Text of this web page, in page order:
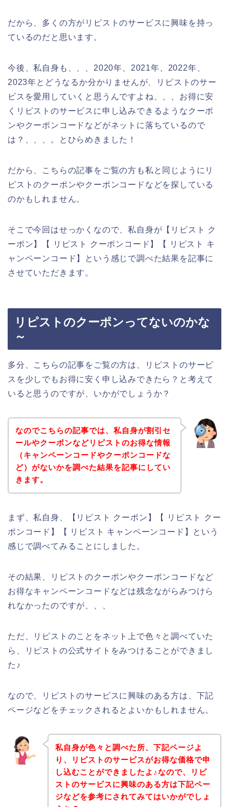
だから、多くの方がリピストのサービスに興味を持っ
ているのだと思います。
今後、私自身も、、、2020年、2021年、2022年、
2023年とどうなるか分かりませんが、リピストのサー
ビスを愛用していくと思うんですよね、、、お得に安
くリピストのサービスに申し込みできるようなクーポ
ンやクーポンコードなどがネットに落ちているので
は？、、、。とひらめきました！
だから、こちらの記事をご覧の方も私と同じようにリ
ピストのクーポンやクーポンコードなどを探している
のかもしれません。
そこで今回はせっかくなので、私自身が【リピスト ク
ーポン】【 リピスト クーポンコード】【 リピスト キ
ャンペーンコード】という感じで調べた結果を記事に
させていただきます。
リピストのクーポンってないのかな
～
多分、こちらの記事をご覧の方は、リピストのサービ
スを少しでもお得に安く申し込みできたら？と考えて
いると思うのですが、いかがでしょうか？
なのでこちらの記事では、私自身が割引セ
ールやクーポンなどリピストのお得な情報
（キャンペーンコードやクーポンコードな
ど）がないかを調べた結果を記事にしてい
きます。
まず、私自身、【リピスト クーポン】【 リピスト クー
ポンコード】【 リピスト キャンペーンコード】という
感じで調べてみることにしました。
その結果、リピストのクーポンやクーポンコードなど
お得なキャンペーンコードなどは残念ながらみつけら
れなかったのですが、、、
ただ、リピストのことをネット上で色々と調べていた
ら、リピストの公式サイトをみつけることができまし
た♪
なので、リピストのサービスに興味のある方は、下記
ページなどをチェックされるとよいかもしれません。
私自身が色々と調べた所、下記ページよ
り、リピストのサービスがお得な価格で申
し込むことができましたよ♪なので、リピ
ストのサービスに興味のある方は下記ペー
ジなどを参考にされてみてはいかがでしょ